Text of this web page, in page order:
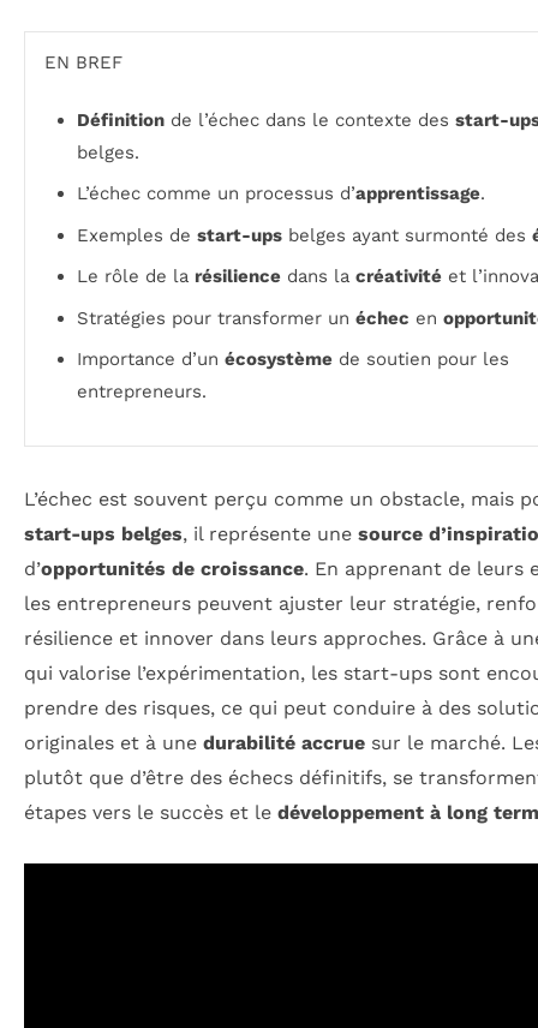
EN BREF
Définition de l’échec dans le contexte des start-
belges.
L’échec comme un processus d’apprentissage.
Exemples de start-ups belges ayant surmonté des
Le rôle de la résilience dans la créativité et
Stratégies pour transformer un échec en
Importance d’un écosystème de soutien pour les
entrepreneurs.
L’échec est souvent perçu comme un obstacle, mais
start-ups belges, il représente une source
d’opportunités de croissance. En apprenant de leurs
les entrepreneurs peuvent ajuster leur stratégie,
résilience et innover dans leurs approches. Grâce à
qui valorise l’expérimentation, les start-ups sont
prendre des risques, ce qui peut conduire à des
originales et à une durabilité accrue sur le marché.
plutôt que d’être des échecs définitifs, se
étapes vers le succès et le développement à long